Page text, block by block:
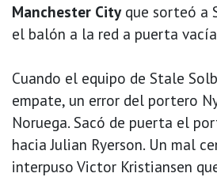
Manchester Cityque sorteó a
el balón a la red a puerta
Cuando el equipo de Stale
empate, un error del portero
Noruega. Sacó de puerta el
hacia Julian Ryerson. Un mal
interpuso Victor Kristiansen